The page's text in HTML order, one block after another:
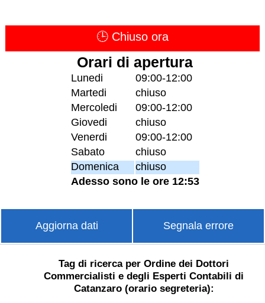
🕒 Chiuso ora
Orari di apertura
Lunedi
09:00-12:00
Martedi
chiuso
Mercoledi
09:00-12:00
Giovedi
chiuso
Venerdi
09:00-12:00
Sabato
chiuso
Domenica
chiuso
Adesso sono le ore 12:53
Aggiorna dati Segnala errore
Tag di ricerca per Ordine dei Dottori
Commercialisti e degli Esperti Contabili di
Catanzaro (orario segreteria):